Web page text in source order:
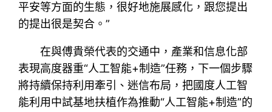
平安等方面的生態，很好地施展感化，跟您提出
的提出很是契合。”
在與傅貴榮代表的交通中，產業和信息化部
表現高度器重“人工智能+制造”任務，下一個步驟
將持續保持利用牽引、迷信布局，把國度人工智
能利用中試基地扶植作為推動“人工智能+制造”的